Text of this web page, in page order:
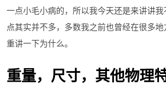
一点小毛小病的，所以我今天还是来讲讲
点其实并不多，多数我之前也曾经在很多
重讲一下为什么。
重量，尺寸，其他物理